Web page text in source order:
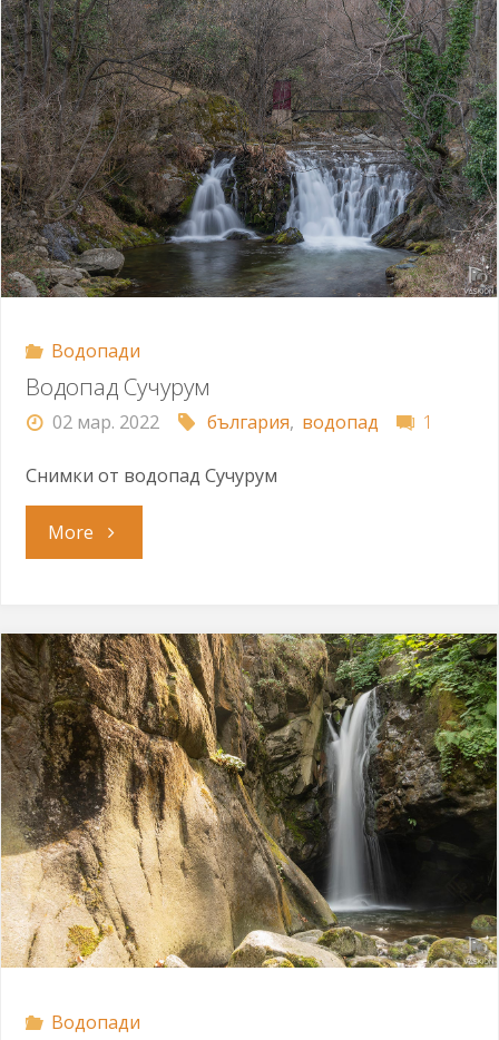
Водопади
Водопад Сучурум
02 мар. 2022 българия, водопад 1
Снимки от водопад Сучурум
More"Водопад
Водопади